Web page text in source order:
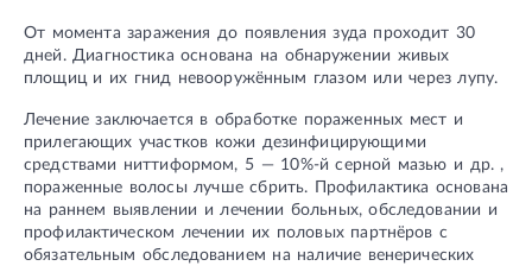
От момента заражения до появления зуда проходит 30
дней. Диагностика основана на обнаружении живых
площиц и их гнид невооружённым глазом или через лупу.
Лечение заключается в обработке пораженных мест и
прилегающих участков кожи дезинфицирующими
средствами ниттиформом, 5 — 10%-й серной мазью и др. ,
пораженные волосы лучше сбрить. Профилактика основана
на раннем выявлении и лечении больных, обследовании и
профилактическом лечении их половых партнёров с
обязательным обследованием на наличие венерических